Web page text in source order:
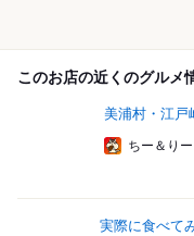
このお店の近くのグルメ
美浦村・江戸
ちー＆りー
実際に食べて